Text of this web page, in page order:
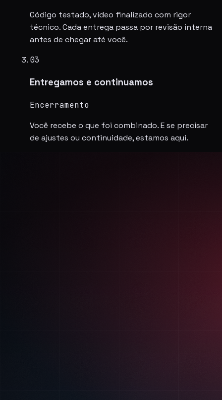
Código testado, vídeo finalizado com rigor
técnico. Cada entrega passa por revisão interna
antes de chegar até você.
03
Entregamos e continuamos
Encerramento
Você recebe o que foi combinado. E se precisar
de ajustes ou continuidade, estamos aqui.